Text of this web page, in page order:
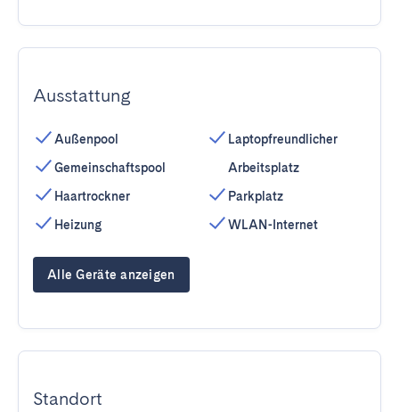
Ausstattung
Außenpool
Gemeinschaftspool
Haartrockner
Heizung
Laptopfreundlicher
Arbeitsplatz
Parkplatz
WLAN-Internet
Alle Geräte anzeigen
Standort